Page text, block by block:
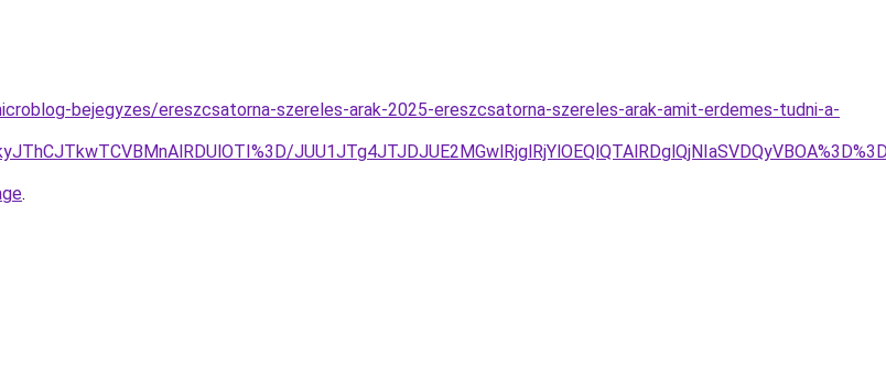
bejegyzes/ereszcsatorna-szereles-arak-2025-ereszcsatorna-szereles-arak-amit-erdemes-tudni-a-
.